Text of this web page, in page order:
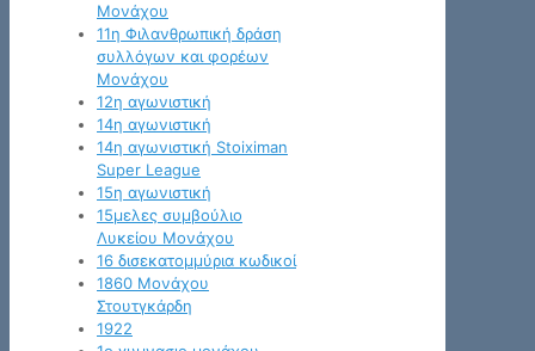
Μονάχου
11η Φιλανθρωπική δράση
συλλόγων και φορέων
Μονάχου
12η αγωνιστική
14η αγωνιστική
14η αγωνιστική Stoiximan
Super League
15η αγωνιστική
15μελες συμβούλιο
Λυκείου Μονάχου
16 δισεκατομμύρια κωδικοί
1860 Μονάχου
Στουτγκάρδη
1922